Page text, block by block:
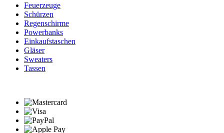
Feuerzeuge
Schürzen
Regenschirme
Powerbanks
Einkaufstaschen
Gläser
Sweaters
Tassen